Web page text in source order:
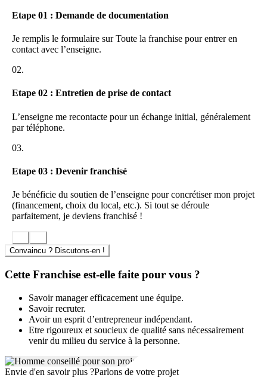
Etape 01 : Demande de documentation
Je remplis le formulaire sur Toute la franchise pour entrer en
contact avec l’enseigne.
02.
Etape 02 : Entretien de prise de contact
L’enseigne me recontacte pour un échange initial, généralement
par téléphone.
03.
Etape 03 : Devenir franchisé
Je bénéficie du soutien de l’enseigne pour concrétiser mon projet
(financement, choix du local, etc.). Si tout se déroule
parfaitement, je deviens franchisé !
Convaincu ? Discutons-en !
Cette Franchise est-elle faite pour vous ?
Savoir manager efficacement une équipe.
Savoir recruter.
Avoir un esprit d’entrepreneur indépendant.
Etre rigoureux et soucieux de qualité sans nécessairement
venir du milieu du service à la personne.
Envie d'en savoir plus ?Parlons de votre projet